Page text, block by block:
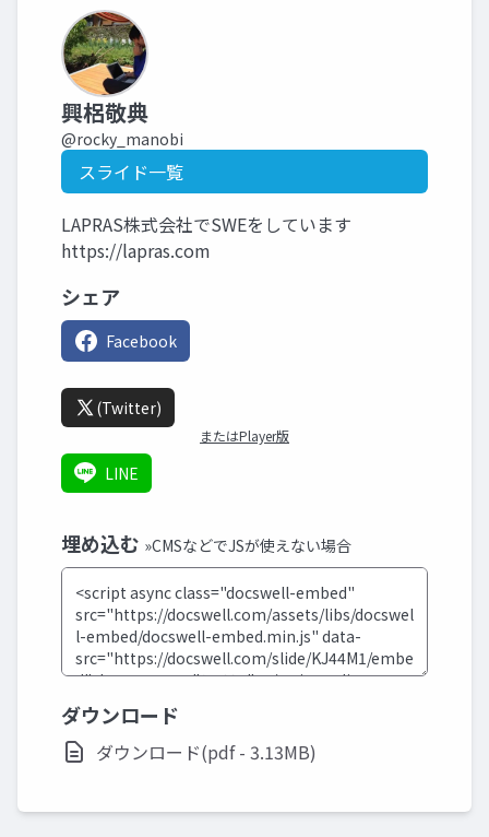
興梠敬典
@rocky_manobi
スライド一覧
LAPRAS株式会社でSWEをしています
https://lapras.com
シェア
Facebook
(Twitter)
またはPlayer版
LINE
埋め込む »CMSなどでJSが使えない場合
ダウンロード
ダウンロード(pdf - 3.13MB)